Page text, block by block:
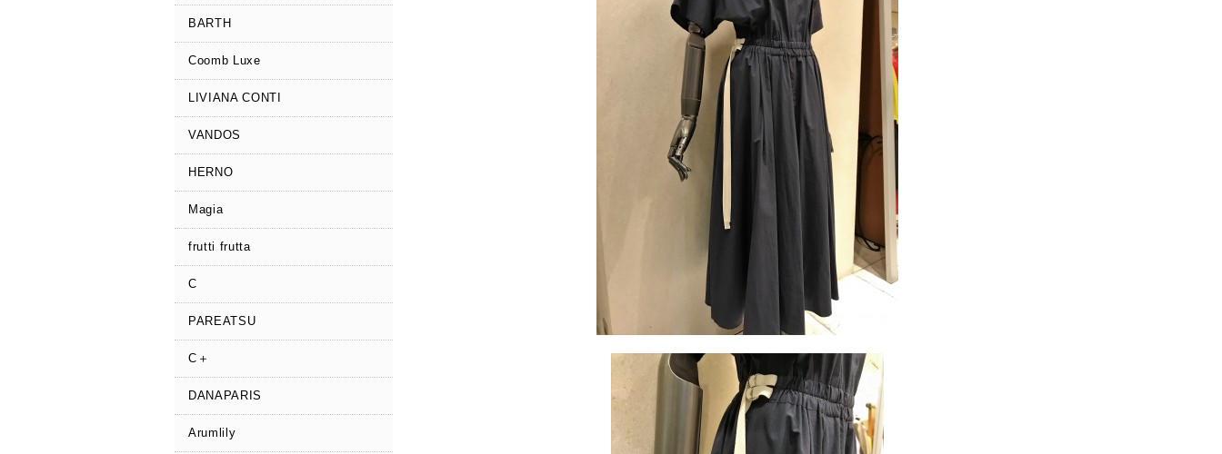
BARTH
Coomb Luxe
LIVIANA CONTI
VANDOS
HERNO
Magia
frutti frutta
C
PAREATSU
C＋
DANAPARIS
Arumlily